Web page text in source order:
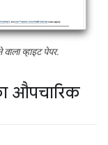
व्हाइट पेपर.
औपचारिक